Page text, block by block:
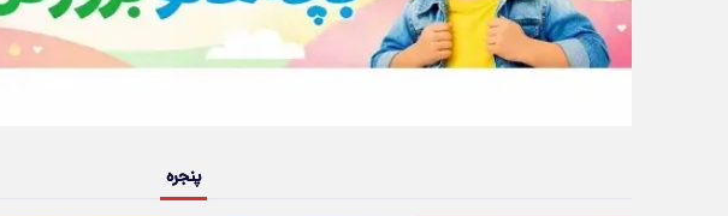
پنجره